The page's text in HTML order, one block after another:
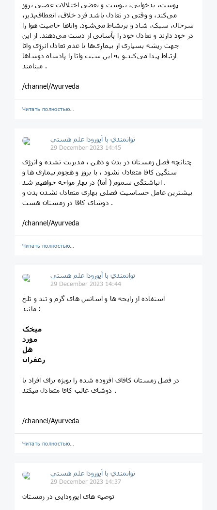
پوست، بدخوابی، یبوست و بعضی اختلالات عصبی بروز
می‌کند، و وقتی در تعادل باشد فرد خلاق، انعطاف‌پذیر،
سرحال، سبک، شاد و پرنشاط می‌شود. واتا‌ها خاصیت هوا را
در خود دارند و تعادل خود را بآسانی از دست می‌دهند. از این
جهت ریشه بسیاری از بیماری‌ها با عدم تعادل انرژِی واتا
ارتباط پیدا می‌کند.و به این سبب واتا را پادشاه دوشاها
مینامند .
/channel/Ayurveda
Читать полностью…
توانمندي با آيورودا علم هستي
29 December 2023 14:45
چنانچه فصل زمستان در بدن و ذهن ، مدیریت نشده و انرژی
سنگین کافا متعادل نشود ، با بروز و هجوم بیماری ها و
انباشتگی سموم ( آما) در بهار مواجه خواهیم شد .
بیشترین عامل حساسیت فصلی بهاری متعادل نشدن بدن و
دوشای کافا در زمستان هست .
/channel/Ayurveda
Читать полностью…
توانمندي با آيورودا علم هستي
29 December 2023 14:44
استفاده از رایحه ها و اسانس های گرم و تند و تلخ
مانند :
میخک
مورد
هل
زعفران
در فصل زمستان کافای افزوده شده را بویژه برای افراد با
دوشای غالب کافا متعادل میکند .
/channel/Ayurveda
Читать полностью…
توانمندي با آيورودا علم هستي
29 December 2023 14:37
توصیه های ایورودایی در زمستان